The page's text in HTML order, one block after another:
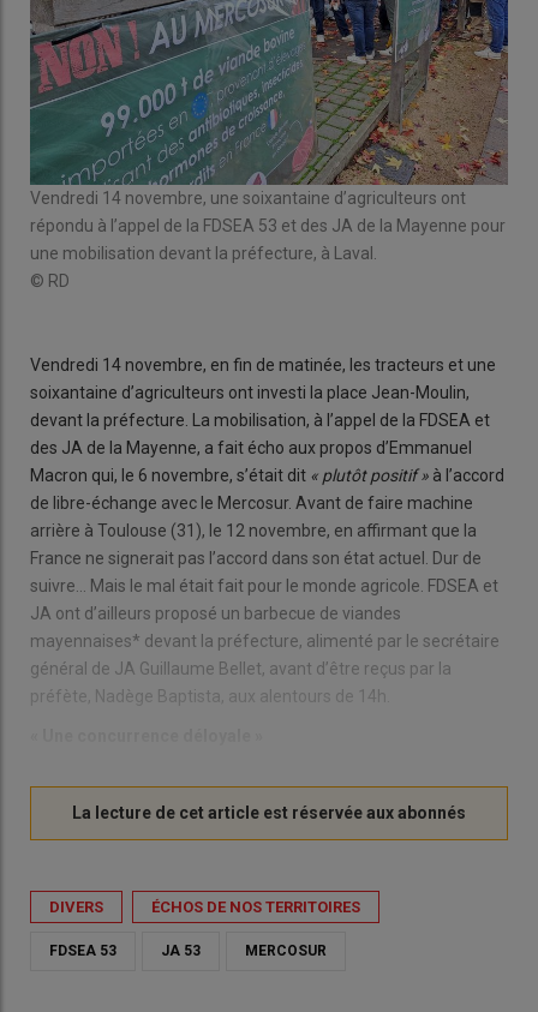
Vendredi 14 novembre, une soixantaine d’agriculteurs ont
répondu à l’appel de la FDSEA 53 et des JA de la Mayenne pour
une mobilisation devant la préfecture, à Laval.
© RD
Vendredi 14 novembre, en fin de matinée, les tracteurs et une
soixantaine d’agriculteurs ont investi la place Jean-Moulin,
devant la préfecture. La mobilisation, à l’appel de la FDSEA et
des JA de la Mayenne, a fait écho aux propos d’Emmanuel
Macron qui, le 6 novembre, s’était dit « plutôt positif » à l’accord
de libre-échange avec le Mercosur. Avant de faire machine
arrière à Toulouse (31), le 12 novembre, en affirmant que la
France ne signerait pas l’accord dans son état actuel. Dur de
suivre… Mais le mal était fait pour le monde agricole. FDSEA et
JA ont d’ailleurs proposé un barbecue de viandes
mayennaises* devant la préfecture, alimenté par le secrétaire
général de JA Guillaume Bellet, avant d’être reçus par la
préfète, Nadège Baptista, aux alentours de 14h.
DIVERS ÉCHOS DE NOS TERRITOIRES
FDSEA 53 JA 53 MERCOSUR